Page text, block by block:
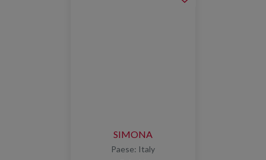
SIMONA
Paese: Italy